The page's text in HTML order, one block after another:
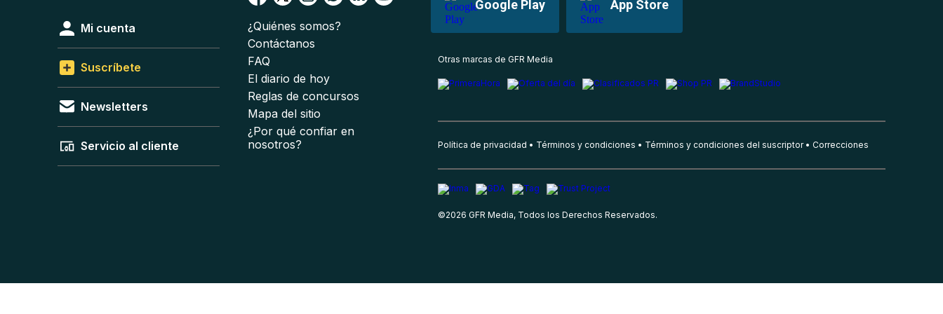
Google Play App Store
Mi cuenta
Suscríbete
Newsletters
Servicio al cliente
¿Quiénes somos?
Contáctanos
FAQ
El diario de hoy
Reglas de concursos
Mapa del sitio
¿Por qué confiar en
nosotros?
Otras marcas de GFR Media
Política de privacidad Términos y condiciones Términos y condiciones del suscriptor Correcciones
©2026 GFR Media, Todos los Derechos Reservados.